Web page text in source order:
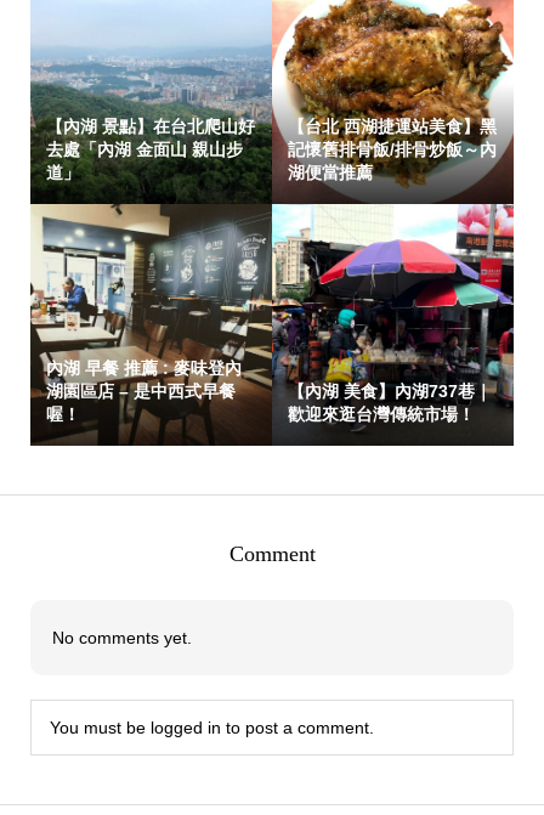
【內湖 景點】在台北爬山好
去處「內湖 金面山 親山步
道」
【台北 西湖捷運站美食】黑
記懷舊排骨飯/排骨炒飯～內
湖便當推薦
內湖 早餐 推薦 : 麥味登內
湖園區店 – 是中西式早餐
喔！
【內湖 美食】內湖737巷｜
歡迎來逛台灣傳統市場！
Comment
No comments yet.
You must be logged in to post a comment.